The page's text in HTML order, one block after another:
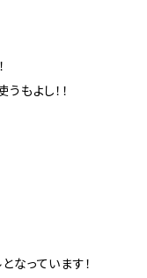
もよし！！
なっています！